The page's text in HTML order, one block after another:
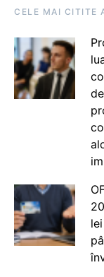
CELE MAI CITITE